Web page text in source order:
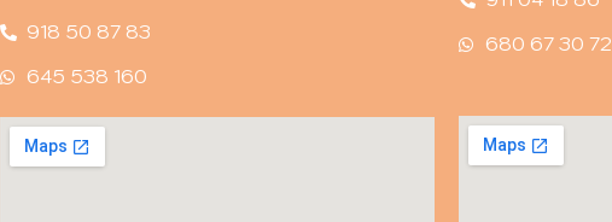
918 50 87 83
645 538 160
680 67 30 72